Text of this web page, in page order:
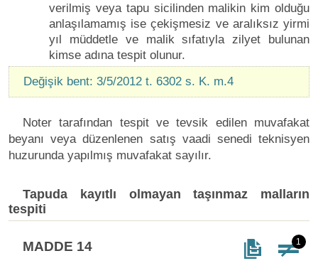
verilmiş veya tapu sicilinden malikin kim olduğu
anlaşılamamış ise çekişmesiz ve aralıksız yirmi
yıl müddetle ve malik sıfatıyla zilyet bulunan
kimse adına tespit olunur.
Değişik bent: 3/5/2012 t. 6302 s. K. m.4
Noter tarafından tespit ve tevsik edilen muvafakat
beyanı veya düzenlenen satış vaadi senedi teknisyen
huzurunda yapılmış muvafakat sayılır.
Tapuda kayıtlı olmayan taşınmaz malların
tespiti
MADDE 14 1